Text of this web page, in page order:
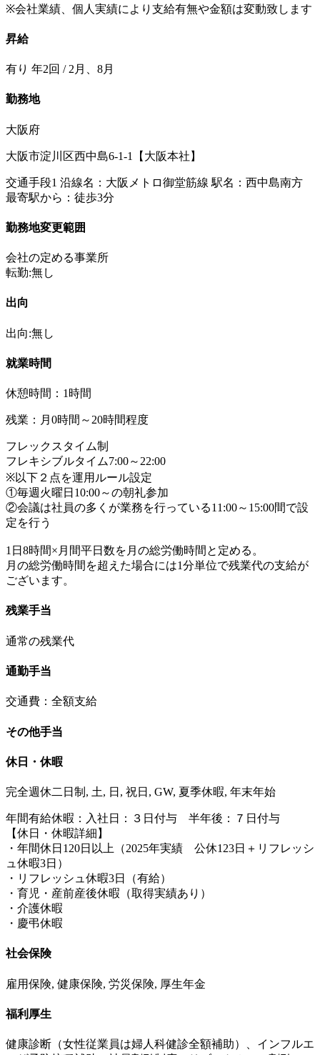
※会社業績、個人実績により支給有無や金額は変動致します
昇給
有り 年2回 / 2月、8月
勤務地
大阪府
大阪市淀川区西中島6-1-1【大阪本社】
交通手段1 沿線名：大阪メトロ御堂筋線 駅名：西中島南方
最寄駅から：徒歩3分
勤務地変更範囲
会社の定める事業所
転勤:無し
出向
出向:無し
就業時間
休憩時間：1時間
残業：月0時間～20時間程度
フレックスタイム制
フレキシブルタイム7:00～22:00
※以下２点を運用ルール設定
①毎週火曜日10:00～の朝礼参加
②会議は社員の多くが業務を行っている11:00～15:00間で設
定を行う
1日8時間×月間平日数を月の総労働時間と定める。
月の総労働時間を超えた場合には1分単位で残業代の支給が
ございます。
残業手当
通常の残業代
通勤手当
交通費：全額支給
その他手当
休日・休暇
完全週休二日制, 土, 日, 祝日, GW, 夏季休暇, 年末年始
年間有給休暇：入社日：３日付与 半年後：７日付与
【休日・休暇詳細】
・年間休日120日以上（2025年実績 公休123日＋リフレッシ
ュ休暇3日）
・リフレッシュ休暇3日（有給）
・育児・産前産後休暇（取得実績あり）
・介護休暇
・慶弔休暇
社会保険
雇用保険, 健康保険, 労災保険, 厚生年金
福利厚生
健康診断（女性従業員は婦人科健診全額補助）、インフルエ